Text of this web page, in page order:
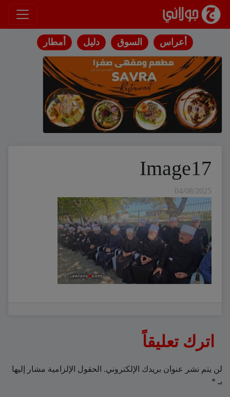
انتقل إلى المحتوى
أعراس السوق دليل أمطار
Image17
04/08/2025
اترك تعليقاً
لن يتم نشر عنوان بريدك الإلكتروني. الحقول الإلزامية مشار إليها
بـ *